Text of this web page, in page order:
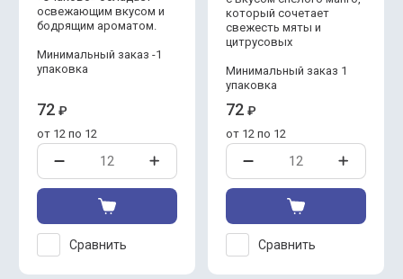
освежающим вкусом и
бодрящим ароматом.
Минимальный заказ -1
упаковка
72 ₽
от 12 по 12
Сравнить
который сочетает
свежесть мяты и
цитрусовых
Минимальный заказ 1
упаковка
72 ₽
от 12 по 12
Сравнить